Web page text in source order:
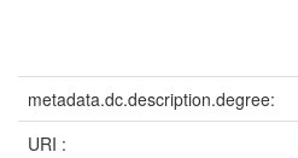
metadata.dc.description.degree:
URI :